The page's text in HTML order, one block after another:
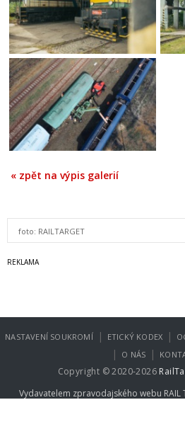
« zpět na výpis galerií
foto: RAILTARGET
NASTAVENÍ SOUKROMÍ | ETICKÝ KODEX |
| O NÁS |
Copyright © 2020-2026
Vydavatelem zpravodajského webu RAIL